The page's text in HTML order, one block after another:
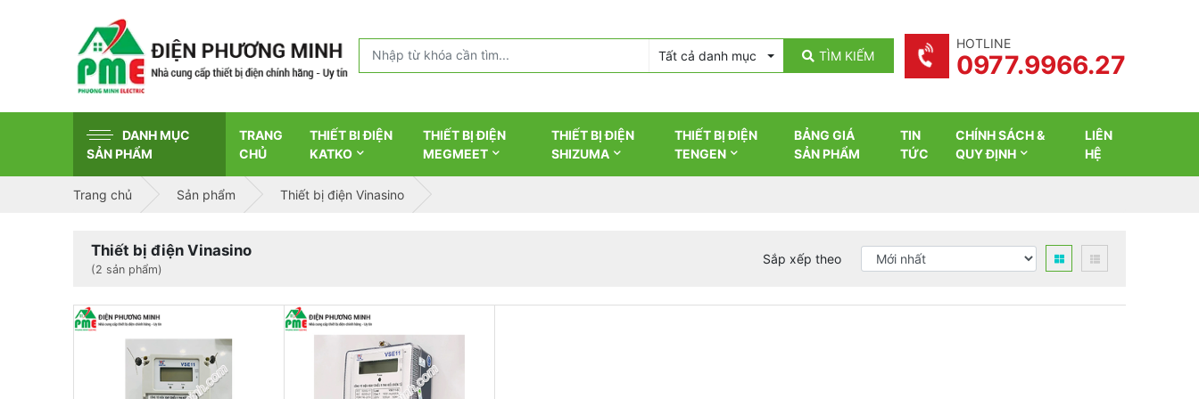
Tất cả danh mục TÌM KIẾM
HOTLINE
0977.9966.27
DANH MỤC
SẢN PHẨM
TRANG
CHỦ
THIẾT BI ĐIỆN
KATKO
THIẾT BỊ ĐIỆN
MEGMEET
THIẾT BỊ ĐIỆN
SHIZUMA
THIẾT BỊ ĐIỆN
TENGEN
BẢNG GIÁ
SẢN PHẨM
TIN
TỨC
CHÍNH SÁCH &
QUY ĐỊNH
LIÊN
HỆ
Trang chủ Sản phẩm Thiết bị điện Vinasino
Thiết bị điện Vinasino
(2 sản phẩm)
Sắp xếp theo